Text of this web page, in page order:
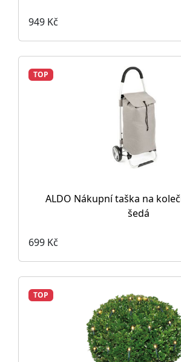
949 Kč
TOP
ALDO Nákupní taška na
šedá
699 Kč
TOP